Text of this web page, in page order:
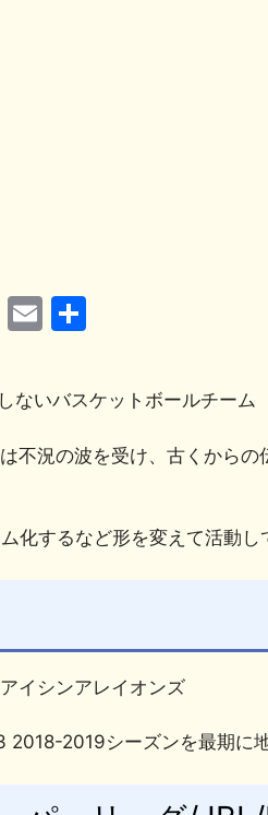
C
p
y
Li
k
E
ai
l
ないバスケットボールチーム
不況の波を受け、古くから
化するなど形を変えて活動し
イシンアレイオンズ
2018-2019シーズンを最期に